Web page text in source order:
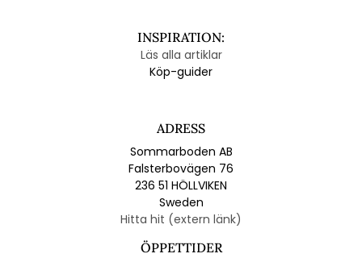
INSPIRATION:
Läs alla artiklar
Köp-guider
ADRESS
Sommarboden AB
Falsterbovägen 76
236 51 HÖLLVIKEN
Sweden
Hitta hit (extern länk)
ÖPPETTIDER